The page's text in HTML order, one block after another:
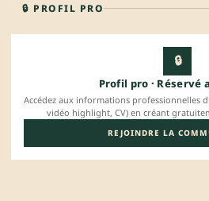
🔒 PROFIL PRO
🔒
Profil pro · Réservé
Accédez aux informations professionnelles
vidéo highlight, CV) en créant
REJOINDRE LA